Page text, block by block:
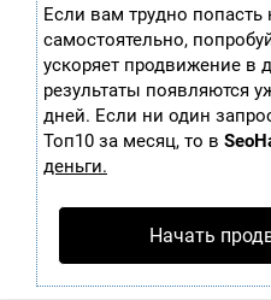
Если вам трудно
самостоятельно,
ускоряет продвижение в
результаты появляются
дней. Если ни один
Топ10 за месяц, то в
деньги.
Начать